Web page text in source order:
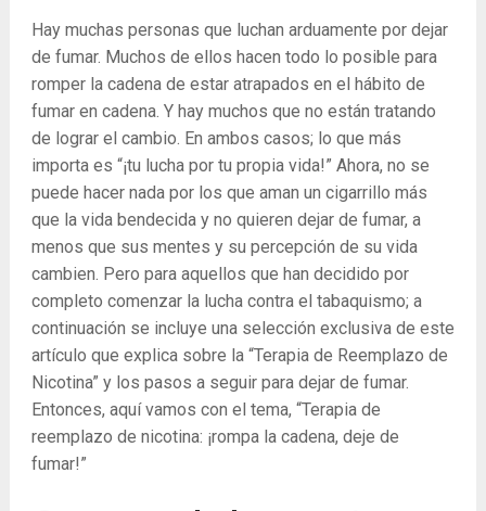
Hay muchas personas que luchan arduamente por dejar
de fumar. Muchos de ellos hacen todo lo posible para
romper la cadena de estar atrapados en el hábito de
fumar en cadena. Y hay muchos que no están tratando
de lograr el cambio. En ambos casos; lo que más
importa es “¡tu lucha por tu propia vida!” Ahora, no se
puede hacer nada por los que aman un cigarrillo más
que la vida bendecida y no quieren dejar de fumar, a
menos que sus mentes y su percepción de su vida
cambien. Pero para aquellos que han decidido por
completo comenzar la lucha contra el tabaquismo; a
continuación se incluye una selección exclusiva de este
artículo que explica sobre la “Terapia de Reemplazo de
Nicotina” y los pasos a seguir para dejar de fumar.
Entonces, aquí vamos con el tema, “Terapia de
reemplazo de nicotina: ¡rompa la cadena, deje de
fumar!”